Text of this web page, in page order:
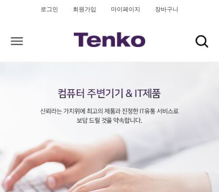
로그인 회원가입 마이페이지 장바구니